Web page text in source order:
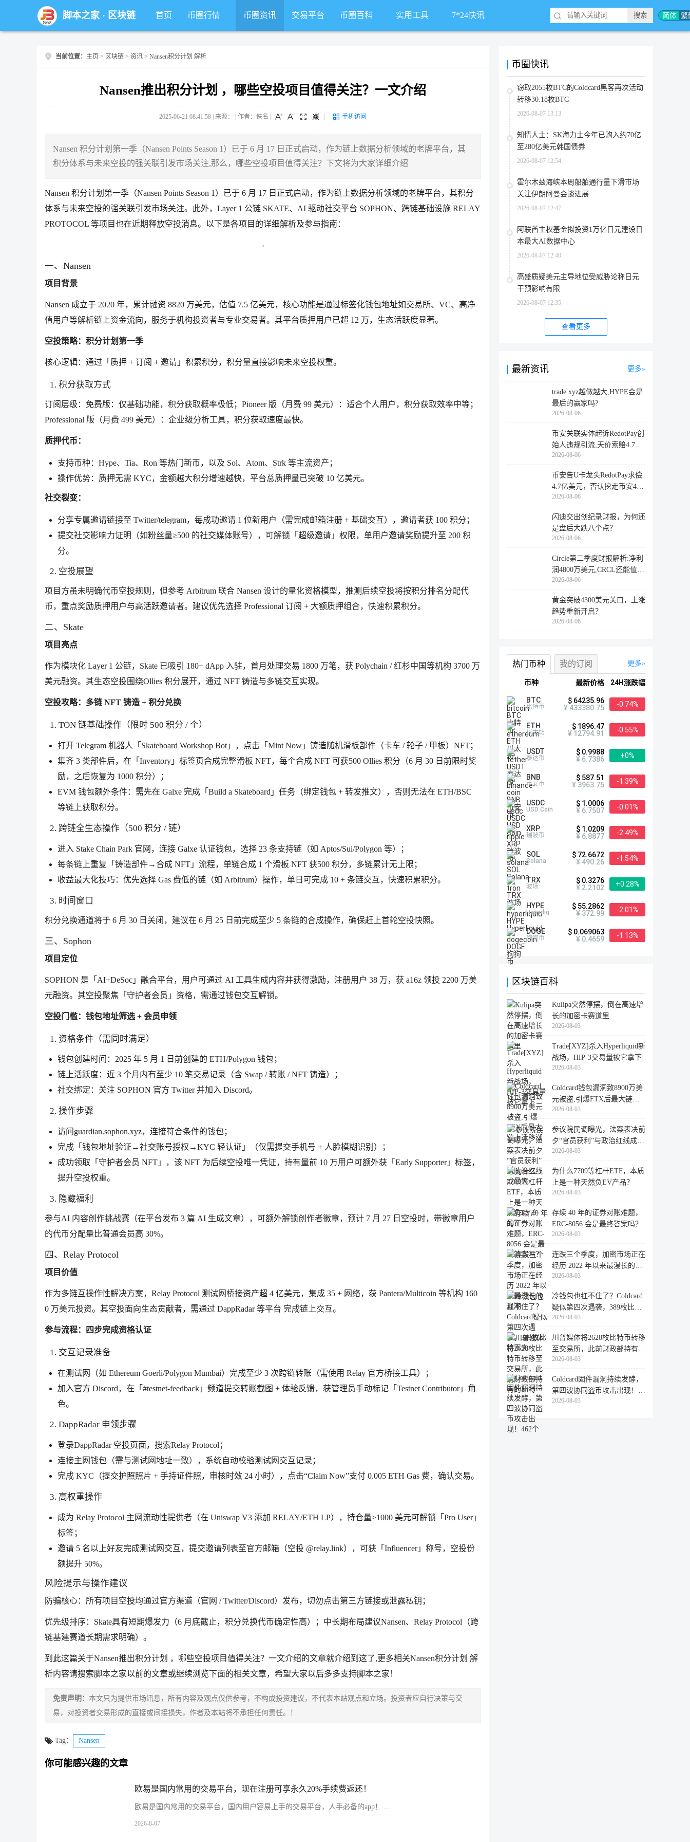
简体 繁
脚本之家· 区块链 首页 币圈行情 币圈资讯 交易平台 币圈百科 实用工具 7*24快讯
当前位置： 主页 > 区块链 > 资讯 > Nansen积分计划 解析
Nansen推出积分计划 ，哪些空投项目值得关注？一文介绍
2025-06-21 08:41:58 | 来源： | 作者：佚名 手机访问
Nansen 积分计划第一季（Nansen Points Season 1）已于 6 月 17 日正式启动，作为链上数据分析领域的老牌平台，其
积分体系与未来空投的强关联引发市场关注,那么，哪些空投项目值得关注？下文将为大家详细介绍
Nansen 积分计划第一季（Nansen Points Season 1）已于 6 月 17 日正式启动，作为链上数据分析领域的老牌平台，其积分
体系与未来空投的强关联引发市场关注。此外，Layer 1 公链 SKATE、AI 驱动社交平台 SOPHON、跨链基础设施 RELAY
PROTOCOL 等项目也在近期释放空投消息。以下是各项目的详细解析及参与指南：
一、Nansen
项目背景
Nansen 成立于 2020 年，累计融资 8820 万美元，估值 7.5 亿美元，核心功能是通过标签化钱包地址如交易所、VC、高净
值用户等解析链上资金流向，服务于机构投资者与专业交易者。其平台质押用户已超 12 万，生态活跃度显著。
空投策略：积分计划第一季
核心逻辑：通过「质押 + 订阅 + 邀请」积累积分，积分量直接影响未来空投权重。
1. 积分获取方式
订阅层级：免费版：仅基础功能，积分获取概率极低；Pioneer 版（月费 99 美元）：适合个人用户，积分获取效率中等；
Professional 版（月费 499 美元）：企业级分析工具，积分获取速度最快。
质押代币：
支持币种：Hype、Tia、Ron 等热门新币，以及 Sol、Atom、Strk 等主流资产；
操作优势：质押无需 KYC，金额越大积分增速越快，平台总质押量已突破 10 亿美元。
社交裂变：
分享专属邀请链接至 Twitter/telegram，每成功邀请 1 位新用户（需完成邮箱注册 + 基础交互），邀请者获 100 积分；
提交社交影响力证明（如粉丝量≥500 的社交媒体账号），可解锁「超级邀请」权限，单用户邀请奖励提升至 200 积
分。
2. 空投展望
项目方虽未明确代币空投规则，但参考 Arbitrum 联合 Nansen 设计的量化资格模型，推测后续空投将按积分排名分配代
币，重点奖励质押用户与高活跃邀请者。建议优先选择 Professional 订阅 + 大额质押组合，快速积累积分。
二、Skate
项目亮点
作为模块化 Layer 1 公链，Skate 已吸引 180+ dApp 入驻，首月处理交易 1800 万笔，获 Polychain / 红杉中国等机构 3700 万
美元融资。其生态空投围绕Ollies 积分展开，通过 NFT 铸造与多链交互实现。
空投攻略：多链 NFT 铸造 + 积分兑换
1. TON 链基础操作（限时 500 积分 / 个）
打开 Telegram 机器人「Skateboard Workshop Bot」，点击「Mint Now」铸造随机滑板部件（卡车 / 轮子 / 甲板）NFT；
集齐 3 类部件后，在「Inventory」标签页合成完整滑板 NFT，每个合成 NFT 可获500 Ollies 积分（6 月 30 日前限时奖
励，之后恢复为 1000 积分）；
EVM 钱包额外条件：需先在 Galxe 完成「Build a Skateboard」任务（绑定钱包 + 转发推文），否则无法在 ETH/BSC
等链上获取积分。
2. 跨链全生态操作（500 积分 / 链）
进入 Stake Chain Park 官网，连接 Galxe 认证钱包，选择 23 条支持链（如 Aptos/Sui/Polygon 等）；
每条链上重复「铸造部件→合成 NFT」流程，单链合成 1 个滑板 NFT 获500 积分，多链累计无上限；
收益最大化技巧：优先选择 Gas 费低的链（如 Arbitrum）操作，单日可完成 10 + 条链交互，快速积累积分。
3. 时间窗口
积分兑换通道将于 6 月 30 日关闭，建议在 6 月 25 日前完成至少 5 条链的合成操作，确保赶上首轮空投快照。
三、Sophon
项目定位
SOPHON 是「AI+DeSoc」融合平台，用户可通过 AI 工具生成内容并获得激励，注册用户 38 万，获 a16z 领投 2200 万美
元融资。其空投聚焦「守护者会员」资格，需通过钱包交互解锁。
空投门槛：钱包地址筛选 + 会员申领
1. 资格条件（需同时满足）
钱包创建时间：2025 年 5 月 1 日前创建的 ETH/Polygon 钱包；
链上活跃度：近 3 个月内有至少 10 笔交易记录（含 Swap / 转账 / NFT 铸造）；
社交绑定：关注 SOPHON 官方 Twitter 并加入 Discord。
2. 操作步骤
访问guardian.sophon.xyz，连接符合条件的钱包；
完成「钱包地址验证→社交账号授权→KYC 轻认证」（仅需提交手机号 + 人脸模糊识别）；
成功领取「守护者会员 NFT」，该 NFT 为后续空投唯一凭证，持有量前 10 万用户可额外获「Early Supporter」标签，
提升空投权重。
3. 隐藏福利
参与AI 内容创作挑战赛（在平台发布 3 篇 AI 生成文章），可额外解锁创作者徽章，预计 7 月 27 日空投时，带徽章用户
的代币分配量比普通会员高 30%。
四、Relay Protocol
项目价值
作为多链互操作性解决方案，Relay Protocol 测试网桥接资产超 4 亿美元，集成 35 + 网络，获 Pantera/Multicoin 等机构 160
0 万美元投资。其空投面向生态贡献者，需通过 DappRadar 等平台 完成链上交互。
参与流程：四步完成资格认证
1. 交互记录准备
在测试网（如 Ethereum Goerli/Polygon Mumbai）完成至少 3 次跨链转账（需使用 Relay 官方桥接工具）；
加入官方 Discord，在「#testnet-feedback」频道提交转账截图 + 体验反馈，获管理员手动标记「Testnet Contributor」角
色。
2. DappRadar 申领步骤
登录DappRadar 空投页面，搜索Relay Protocol；
连接主网钱包（需与测试网地址一致），系统自动校验测试网交互记录；
完成 KYC（提交护照照片 + 手持证件照，审核时效 24 小时），点击“Claim Now”支付 0.005 ETH Gas 费，确认交易。
3. 高权重操作
成为 Relay Protocol 主网流动性提供者（在 Uniswap V3 添加 RELAY/ETH LP），持仓量≥1000 美元可解锁「Pro User」
标签；
邀请 5 名以上好友完成测试网交互，提交邀请列表至官方邮箱（空投 @relay.link），可获「Influencer」称号，空投份
额提升 50%。
风险提示与操作建议
防骗核心：所有项目空投均通过官方渠道（官网 / Twitter/Discord）发布，切勿点击第三方链接或泄露私钥；
优先级排序：Skate具有短期爆发力（6 月底截止，积分兑换代币确定性高）；中长期布局建议Nansen、Relay Protocol（跨
链基建赛道长期需求明确）。
到此这篇关于Nansen推出积分计划 ，哪些空投项目值得关注？一文介绍的文章就介绍到这了,更多相关Nansen积分计划 解
析内容请搜索脚本之家以前的文章或继续浏览下面的相关文章，希望大家以后多多支持脚本之家！
免责声明： 本文只为提供市场讯息，所有内容及观点仅供参考，不构成投资建议，不代表本站观点和立场。投资者应自行决策与交
易，对投资者交易形成的直接或间接损失，作者及本站将不承担任何责任。！
Tag： Nansen
你可能感兴趣的文章
欧易是国内常用的交易平台，现在注册可享永久20%手续费返还！
欧易是国内常用的交易平台，国内用户容易上手的交易平台，人手必备的app！ …
2026-8-07
币圈快讯
窃取2055枚BTC的Coldcard黑客再次活动
转移30.18枚BTC
2026-08-07 13:13
知情人士：SK海力士今年已购入约70亿
至280亿美元韩国债券
2026-08-07 12:54
霍尔木兹海峡本周船舶通行量下滑市场
关注伊朗阿曼会谈进展
2026-08-07 12:47
阿联酋主权基金拟投资1万亿日元建设日
本最大AI数据中心
2026-08-07 12:40
高盛质疑美元主导地位受威胁论称日元
干预影响有限
2026-08-07 12:35
查看更多
最新资讯 更多
trade.xyz越做越大,HYPE会是
最后的赢家吗?
2026-08-06
币安关联实体起诉RedotPay创
始人违规引流,天价索赔4.728
亿美
2026-08-06
币安告U卡龙头RedotPay求偿
4.7亿美元，否认挖走币安47
万用户
2026-08-06
闪迪交出创纪录财报，为何还
是盘后大跌八个点？
2026-08-06
Circle第二季度财报解析:净利
润4800万美元,CRCL还能值得
投资
2026-08-06
黄金突破4300美元关口，上涨
趋势重新开启？
2026-08-06
更多
热门币种 我的订阅
币种 最新价格 24H涨跌幅
BTC
比特币
$ 64235.96
¥ 433380.75
-0.74%
ETH
以太坊
$ 1896.47
¥ 12794.91
-0.55%
USDT
泰达币
$ 0.9988
¥ 6.7386
+0%
BNB
币安币
$ 587.51
¥ 3963.75
-1.39%
USDC
USD Coin
$ 1.0006
¥ 6.7507
-0.01%
XRP
瑞波币
$ 1.0209
¥ 6.8877
-2.49%
SOL
Solana
$ 72.6672
¥ 490.26
-1.54%
TRX
波场
$ 0.3276
¥ 2.2102
+0.28%
HYPE
Hyperliquid
$ 55.2862
¥ 372.99
-2.01%
DOGE
狗狗币
$ 0.069063
¥ 0.4659
-1.13%
区块链百科
Kulipa突然停摆，倒在高速增
长的加密卡赛道里
2026-08-03
Trade[XYZ]杀入Hyperliquid新
战场，HIP-3交易量被它拿下
2026-08-03
Coldcard钱包漏洞致8900万美
元被盗,引爆FTX后最大链上
迁移潮
2026-08-03
参议院民调曝光，法案表决前
夕“官员获利”与政治红线成最
大
2026-08-03
为什么7709等杠杆ETF，本质
上是一种天然负EV产品？
2026-08-03
存续 40 年的证券对账难题，
ERC-8056 会是最终答案吗？
2026-08-03
连跌三个季度，加密市场正在
经历 2022 年以来最漫长的退
潮
2026-08-03
冷钱包也扛不住了？Coldcard
疑似第四次遇袭，389枚比特
币失
2026-08-03
川普媒体将2628枚比特币转移
至交易所，此前财政部持有的
比特
2026-08-03
Coldcard固件漏洞持续发酵，
第四波协同盗币攻击出现！
462个
2026-08-03